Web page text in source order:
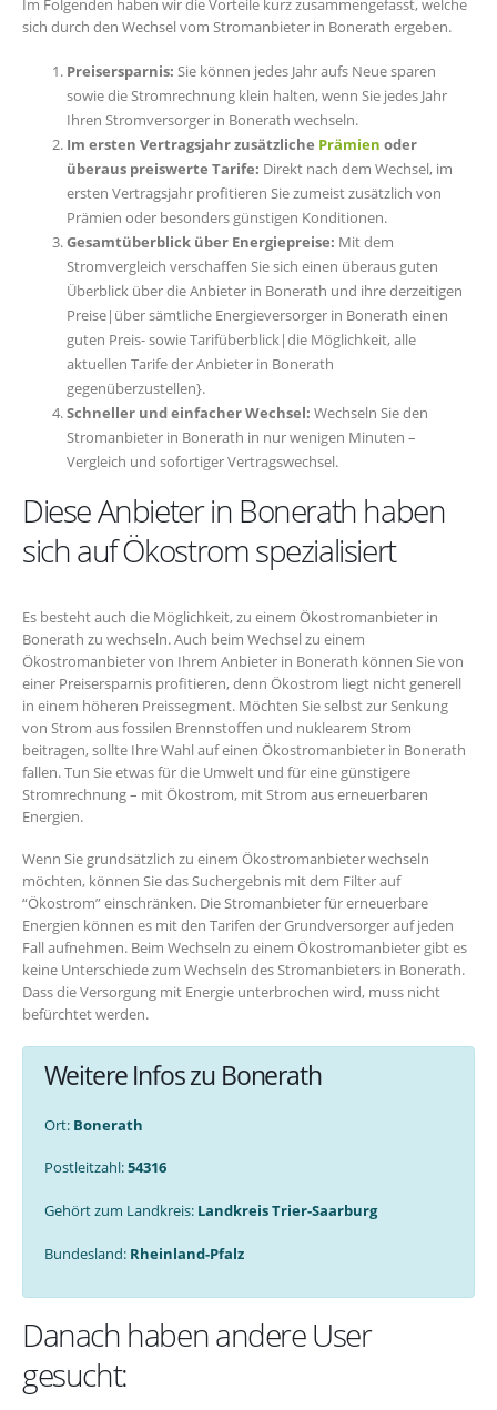
Im Folgenden haben wir die Vorteile kurz zusammengefasst, welche
sich durch den Wechsel vom Stromanbieter in Bonerath ergeben.
Preisersparnis: Sie können jedes Jahr aufs Neue sparen
sowie die Stromrechnung klein halten, wenn Sie jedes Jahr
Ihren Stromversorger in Bonerath wechseln.
Im ersten Vertragsjahr zusätzliche Prämien oder
überaus preiswerte Tarife: Direkt nach dem Wechsel, im
ersten Vertragsjahr profitieren Sie zumeist zusätzlich von
Prämien oder besonders günstigen Konditionen.
Gesamtüberblick über Energiepreise: Mit dem
Stromvergleich verschaffen Sie sich einen überaus guten
Überblick über die Anbieter in Bonerath und ihre derzeitigen
Preise|über sämtliche Energieversorger in Bonerath einen
guten Preis- sowie Tarifüberblick|die Möglichkeit, alle
aktuellen Tarife der Anbieter in Bonerath
gegenüberzustellen}.
Schneller und einfacher Wechsel: Wechseln Sie den
Stromanbieter in Bonerath in nur wenigen Minuten –
Vergleich und sofortiger Vertragswechsel.
Diese Anbieter in Bonerath haben
sich auf Ökostrom spezialisiert
Es besteht auch die Möglichkeit, zu einem Ökostromanbieter in
Bonerath zu wechseln. Auch beim Wechsel zu einem
Ökostromanbieter von Ihrem Anbieter in Bonerath können Sie von
einer Preisersparnis profitieren, denn Ökostrom liegt nicht generell
in einem höheren Preissegment. Möchten Sie selbst zur Senkung
von Strom aus fossilen Brennstoffen und nuklearem Strom
beitragen, sollte Ihre Wahl auf einen Ökostromanbieter in Bonerath
fallen. Tun Sie etwas für die Umwelt und für eine günstigere
Stromrechnung – mit Ökostrom, mit Strom aus erneuerbaren
Energien.
Wenn Sie grundsätzlich zu einem Ökostromanbieter wechseln
möchten, können Sie das Suchergebnis mit dem Filter auf
“Ökostrom” einschränken. Die Stromanbieter für erneuerbare
Energien können es mit den Tarifen der Grundversorger auf jeden
Fall aufnehmen. Beim Wechseln zu einem Ökostromanbieter gibt es
keine Unterschiede zum Wechseln des Stromanbieters in Bonerath.
Dass die Versorgung mit Energie unterbrochen wird, muss nicht
befürchtet werden.
Weitere Infos zu Bonerath
Ort: Bonerath
Postleitzahl:54316
Gehört zum Landkreis: Landkreis Trier-Saarburg
Bundesland: Rheinland-Pfalz
Danach haben andere User
gesucht: